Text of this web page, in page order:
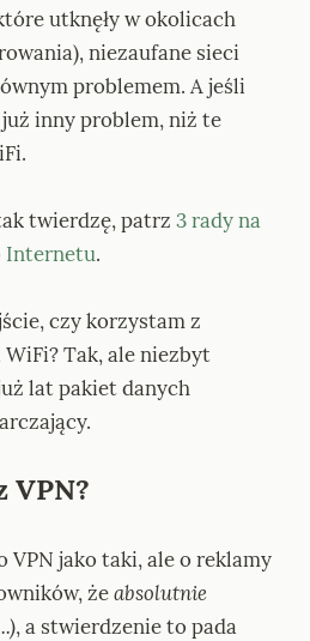
utknęły w okolicach
niezaufane sieci
problemem. A jeśli
inny problem, niż te
twierdzę, patrz 3 rady na
Internetu.
czy korzystam z
Tak, ale niezbyt
lat pakiet danych
VPN?
VPN jako taki, ale o reklamy
że absolutnie
, a stwierdzenie to pada